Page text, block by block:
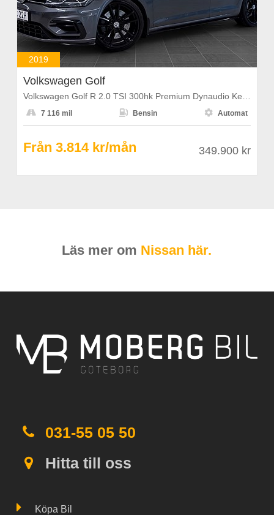
2019
Volkswagen Golf
 7 116 mil  Bensin  Automat
Från 3.814 kr/mån 349.900 kr
Läs mer om Nissan här.
031-55 05 50
Hitta till oss
Köpa Bil